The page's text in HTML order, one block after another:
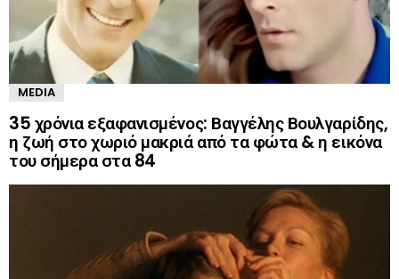
MEDIA
35 χρόνια εξαφανισμένος: Βαγγέλης Βουλγαρίδης,
η ζωή στο χωριό μακριά από τα φώτα & η εικόνα
του σήμερα στα 84